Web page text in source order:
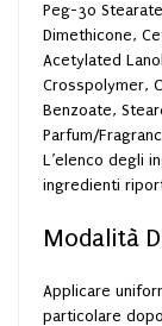
Peg-30
Dimethicone,
Acetylated
Crosspolymer,
Benzoate,
Parfum/
L’elenco degli
ingredienti
Modalità
Applicare
particolare